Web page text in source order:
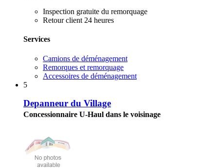
Inspection gratuite du remorquage
Retour client 24 heures
Services
Camions de déménagement
Remorques et remorquage
Accessoires de déménagement
5
Depanneur du Village
Concessionnaire U-Haul dans le voisinage